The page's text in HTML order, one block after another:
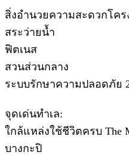
สิ่งอำนวยความสะดวกโคร
สระว่ายน้ำ
ฟิตเนส
สวนส่วนกลาง
ระบบรักษาความปลอดภัย
จุดเด่นทำเล:
ใกล้แหล่งใช้ชีวิตครบ The
บางกะปิ